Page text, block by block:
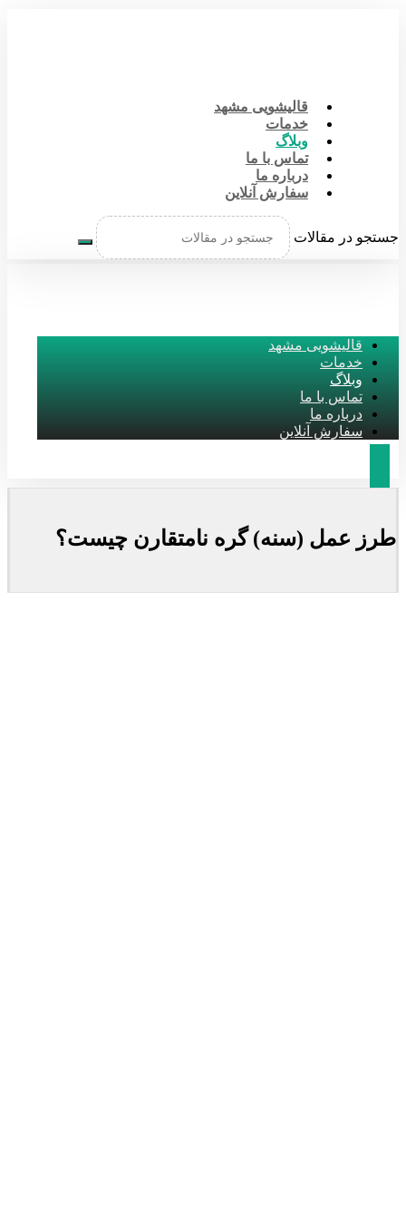
قالیشویی مشهد
خدمات
وبلاگ
تماس با ما
درباره ما
سفارش آنلاین
جستجو در مقالات
قالیشویی مشهد
خدمات
وبلاگ
تماس با ما
درباره ما
سفارش آنلاین
طرز عمل (سنه) گره نامتقارن چیست؟